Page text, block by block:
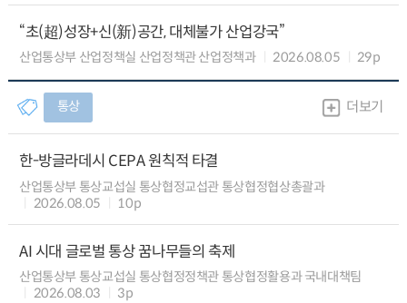
“초(超)성장+신(新)공간, 대체불가 산업강국”
산업통상부 산업정책실 산업정책관 산업정책과 2026.08.05 29p
통상 더보기
한-방글라데시 CEPA 원칙적 타결
산업통상부 통상교섭실 통상협정교섭관 통상협정협상총괄과
2026.08.05
10p
AI 시대 글로벌 통상 꿈나무들의 축제
산업통상부 통상교섭실 통상협정정책관 통상협정활용과 국내대책팀
2026.08.03
3p